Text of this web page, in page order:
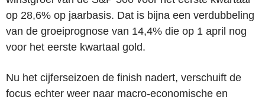
op 28,6% op jaarbasis. Dat is bijna een verdubbeling
van de groeiprognose van 14,4% die op 1 april nog
voor het eerste kwartaal gold.
Nu het cijferseizoen de finish nadert, verschuift de
focus echter weer naar macro-economische en